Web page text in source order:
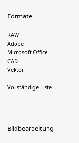
Formate
RAW
Adobe
Microsoft Office
CAD
Vektör
Vollständige Liste...
Bildbearbeitung